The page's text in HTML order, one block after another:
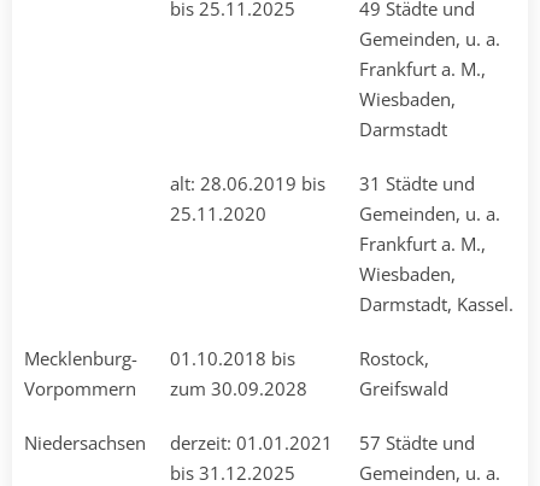
bis 25.11.2025
49 Städte und
Gemeinden, u. a.
Frankfurt a. M.,
Wiesbaden,
Darmstadt
alt: 28.06.2019 bis
25.11.2020
31 Städte und
Gemeinden, u. a.
Frankfurt a. M.,
Wiesbaden,
Darmstadt, Kassel.
Mecklen­burg-
Vor­pommern
01.10.2018 bis
zum 30.09.2028
Rostock,
Greifswald
Niedersachsen
derzeit: 01.01.2021
bis 31.12.2025
57 Städte und
Gemeinden, u. a.